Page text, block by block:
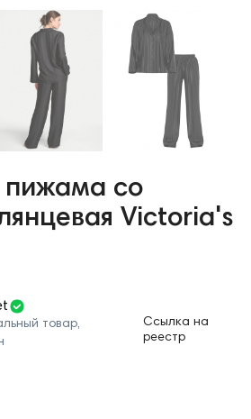
пижама со
Victoria's
товар,
Ссылка на
реестр